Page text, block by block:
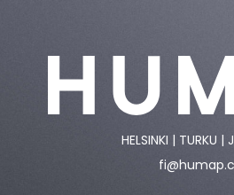
HELSINKI | TURKU |